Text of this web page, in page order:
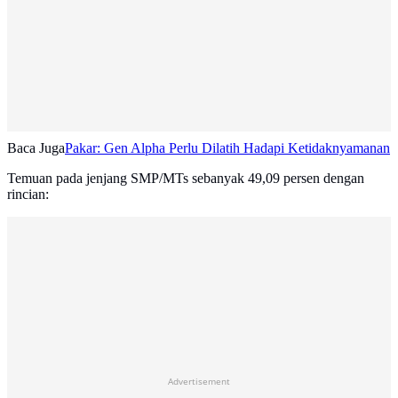
Baca JugaPakar: Gen Alpha Perlu Dilatih Hadapi Ketidaknyamanan
Temuan pada jenjang SMP/MTs sebanyak 49,09 persen dengan
rincian:
Advertisement